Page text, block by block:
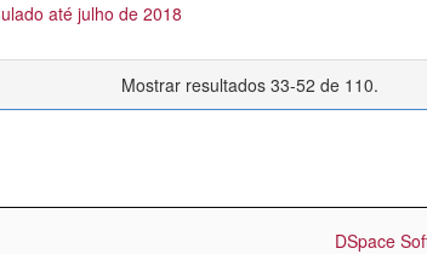
até julho de 2018
Mostrar resultados 33-52 de 110.
DSpace